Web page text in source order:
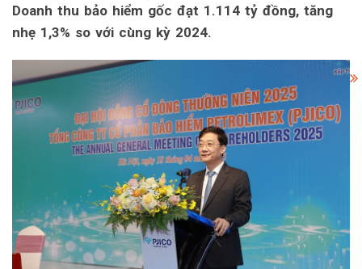
Doanh thu bảo hiểm gốc đạt 1.114 tỷ đồng, tăng
nhẹ 1,3% so với cùng kỳ 2024.